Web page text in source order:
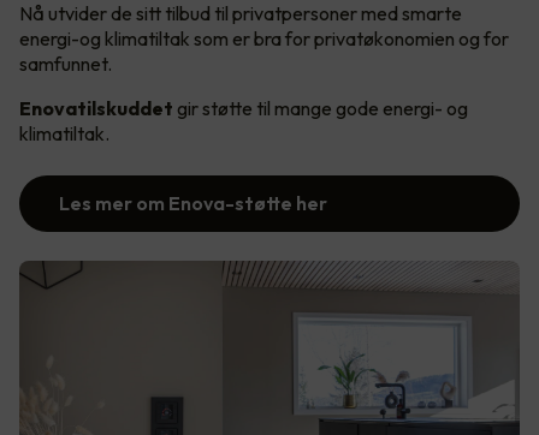
Nå utvider de sitt tilbud til privatpersoner med smarte
energi-og klimatiltak som er bra for privatøkonomien og for
samfunnet.
Enovatilskuddet gir støtte til mange gode energi- og
klimatiltak.
Les mer om Enova-støtte her